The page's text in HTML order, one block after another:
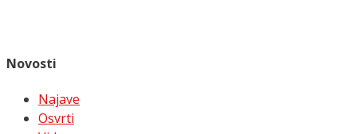
Novosti
Najave
Osvrti